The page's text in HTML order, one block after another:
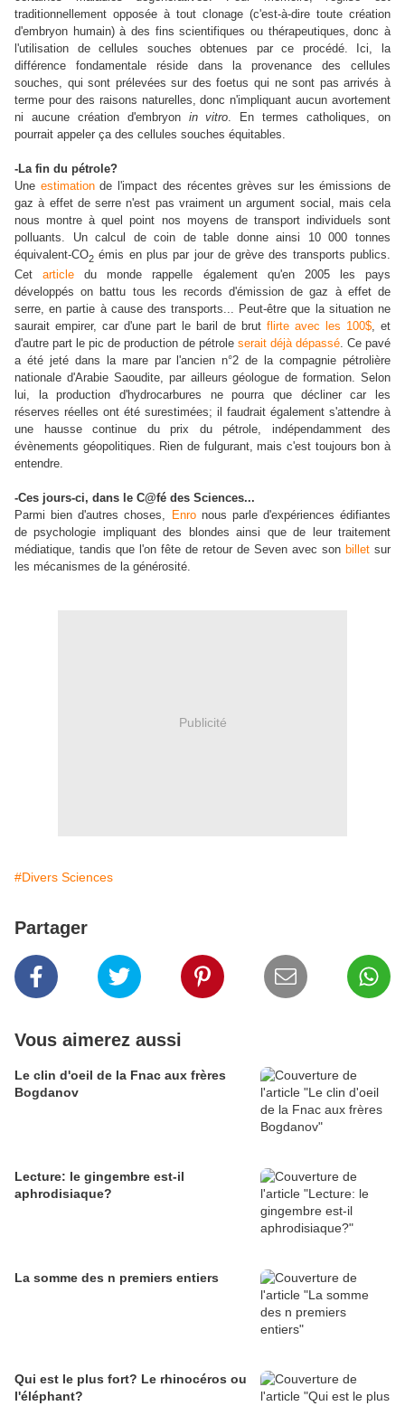
traditionnellement opposée à tout clonage (c'est-à-dire toute création
d'embryon humain) à des fins scientifiques ou thérapeutiques, donc à
l'utilisation de cellules souches obtenues par ce procédé. Ici, la
différence fondamentale réside dans la provenance des cellules
souches, qui sont prélevées sur des foetus qui ne sont pas arrivés à
terme pour des raisons naturelles, donc n'impliquant aucun avortement
ni aucune création d'embryon in vitro. En termes catholiques, on
pourrait appeler ça des cellules souches équitables.
-La fin du pétrole?
Une estimationde l'impact des récentes grèves sur les émissions de
gaz à effet de serre n'est pas vraiment un argument social, mais cela
nous montre à quel point nos moyens de transport individuels sont
polluants. Un calcul de coin de table donne ainsi 10 000 tonnes
équivalent-CO2 émis en plus par jour de grève des transports publics.
Cetarticle du monde rappelle également qu'en 2005 les pays
développés on battu tous les records d'émission de gaz à effet de
serre, en partie à cause des transports... Peut-être que la situation ne
saurait empirer, car d'une part le baril de brut flirte avec les 100$ , et
d'autre part le pic de production de pétrole serait déjà dépassé. Ce pavé
a été jeté dans la mare par l'ancien n°2 de la compagnie pétrolière
nationale d'Arabie Saoudite, par ailleurs géologue de formation. Selon
lui, la production d'hydrocarbures ne pourra que décliner car les
réserves réelles ont été surestimées; il faudrait également s'attendre à
une hausse continue du prix du pétrole, indépendamment des
évènements géopolitiques. Rien de fulgurant, mais c'est toujours bon à
entendre.
-Ces jours-ci, dans le C@fé des Sciences...
Parmi bien d'autres choses, Enronous parle d'expériences édifiantes
de psychologie impliquant des blondes ainsi que de leur traitement
médiatique, tandis que l'on fête de retour de Seven avec son billet sur
les mécanismes de la générosité.
Publicité
#Divers Sciences
Partager
Vous aimerez aussi
Le clin d'oeil de la Fnac aux frères
Bogdanov
Lecture: le gingembre est-il
aphrodisiaque?
La somme des n premiers entiers
Qui est le plus fort? Le rhinocéros ou
l'éléphant?